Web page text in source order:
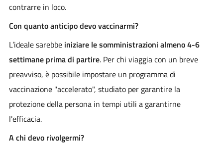
contrarre in loco.
Con quanto anticipo devo vaccinarmi?
L’ideale sarebbe iniziare le somministrazioni almeno 4-6
settimane prima di partire. Per chi viaggia con un breve
preavviso, è possibile impostare un programma di
vaccinazione "accelerato", studiato per garantire la
protezione della persona in tempi utili a garantirne
l'efficacia.
A chi devo rivolgermi?